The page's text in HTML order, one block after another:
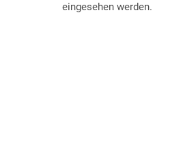
eingesehen werden.